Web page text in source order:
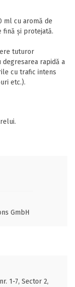
ml cu aromă de
fină și protejată.
tuturor
rapidă a
cu trafic intens
etc.).
GmbH
1-7, Sector 2,